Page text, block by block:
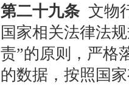
第二十九条 文物
国家相关法律法
责”的原则，严格
的数据，按照国